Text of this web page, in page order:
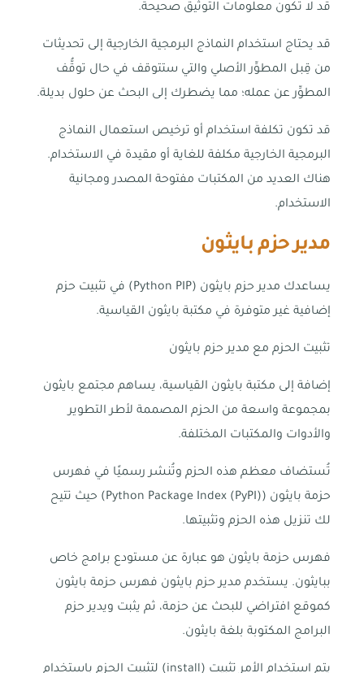
قد لا تكون معلومات التوثيق صحيحة.
قد يحتاج استخدام النماذج البرمجية الخارجية إلى تحديثات
من قِبل المطوِّر الأصلي والتي ستتوقف في حال توقُّف
المطوِّر عن عمله؛ مما يضطرك إلى البحث عن حلول بديلة.
قد تكون تكلفة استخدام أو ترخيص استعمال النماذج
البرمجية الخارجية مكلفة للغاية أو مقيدة في الاستخدام.
هناك العديد من المكتبات مفتوحة المصدر ومجانية
الاستخدام.
مدير حزم بايثون
يساعدك مدير حزم بايثون (Python PIP) في تثبيت حزم
إضافية غير متوفرة في مكتبة بايثون القياسية.
تثبيت الحزم مع مدير حزم بايثون
إضافة إلى مكتبة بايثون القياسية، يساهم مجتمع بايثون
بمجموعة واسعة من الحزم المصممة لأطر التطوير
والأدوات والمكتبات المختلفة.
تُستضاف معظم هذه الحزم وتُنشر رسميًا في فهرس
حزمة بايثون (Python Package Index (PyPI)) حيث تتيح
لك تنزيل هذه الحزم وتثبيتها.
فهرس حزمة بايثون هو عبارة عن مستودع برامج خاص
ببايثون. يستخدم مدير حزم بايثون فهرس حزمة بايثون
كموقع افتراضي للبحث عن حزمة، ثم يثبت ويدير حزم
البرامج المكتوبة بلغة بايثون.
يتم استخدام الأمر تثبيت (install) لتثبيت الحزم باستخدام